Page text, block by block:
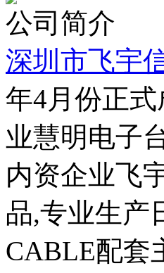
公司简介
深圳市飞宇
年4月份正
业慧明电子
内资企业飞
品,专业生产
CABLE配套